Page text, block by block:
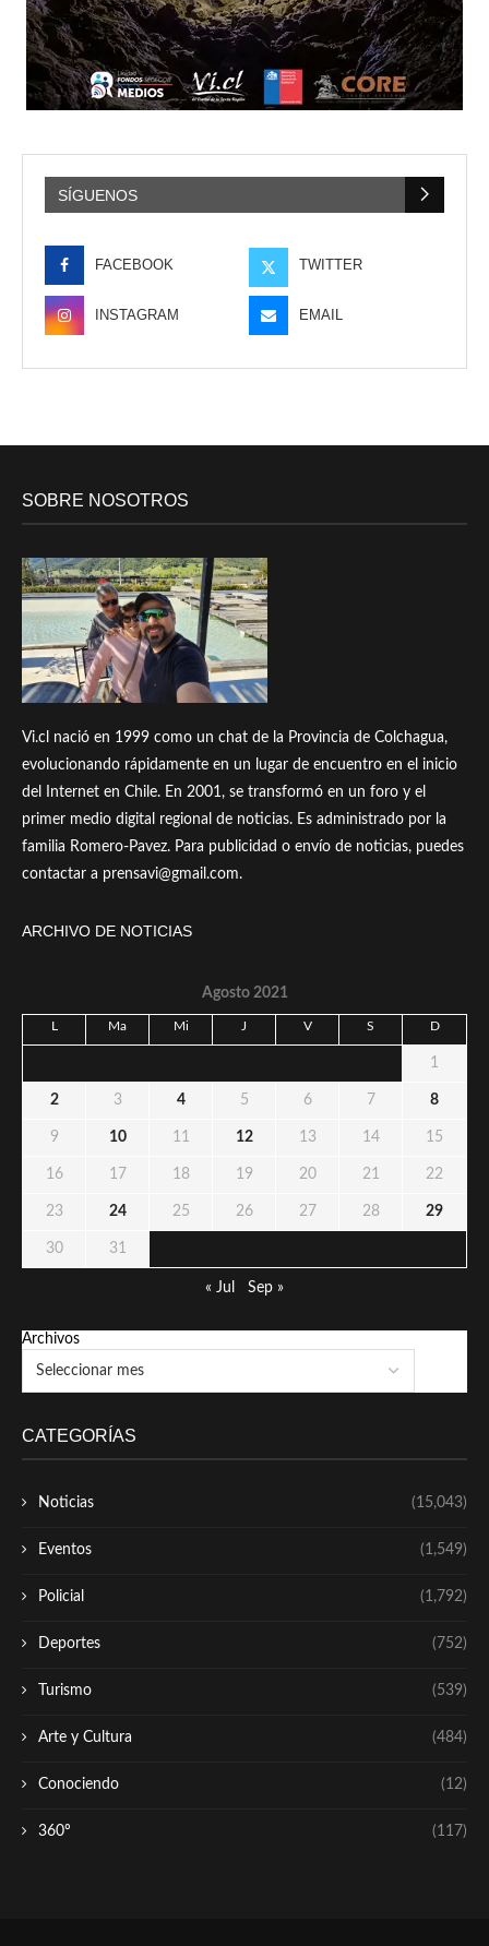
SÍGUENOS
FACEBOOK TWITTER
INSTAGRAM EMAIL
SOBRE NOSOTROS
Vi.cl nació en 1999 como un chat de la Provincia de Colchagua,
evolucionando rápidamente en un lugar de encuentro en el inicio
del Internet en Chile. En 2001, se transformó en un foro y el
primer medio digital regional de noticias. Es administrado por la
familia Romero-Pavez. Para publicidad o envío de noticias, puedes
contactar a prensavi@gmail.com.
ARCHIVO DE NOTICIAS
Agosto 2021
L Ma Mi J V S D
1
2 3 4 5 6 7 8
9 10 11 12 13 14 15
16 17 18 19 20 21 22
23 24 25 26 27 28 29
30 31
« Jul Sep »
Archivos
CATEGORÍAS
Noticias (15,043)
Eventos (1,549)
Policial (1,792)
Deportes (752)
Turismo (539)
Arte y Cultura (484)
Conociendo (12)
360º (117)